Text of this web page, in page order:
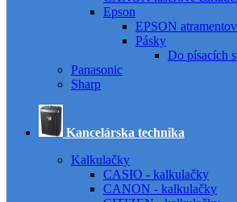
Epson
EPSON
Pásky
Do písacích
Panasonic
Sharp
Kancelárska technika
Kalkulačky
CASIO - kalkulačky
CANON - kalkulačky